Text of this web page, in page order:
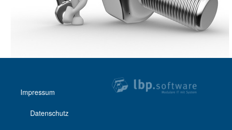
Impressum
Datenschutz